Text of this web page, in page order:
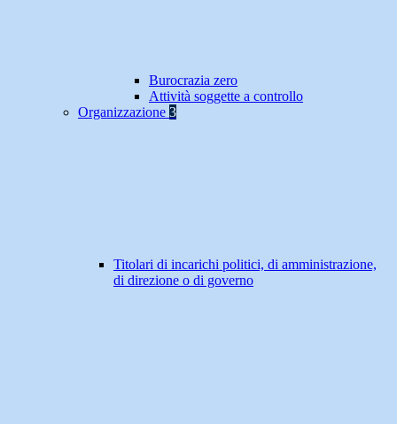
Burocrazia zero
Attività soggette a controllo
Organizzazione 3
Titolari di incarichi politici, di amministrazione,
di direzione o di governo